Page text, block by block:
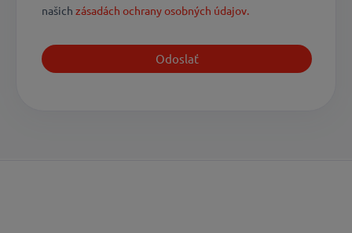
našich zásadách ochrany osobných údajov.